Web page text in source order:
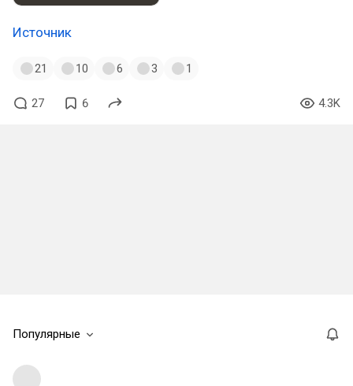
Источник
21 10 6 3 1
27 6 4.3K
Популярные